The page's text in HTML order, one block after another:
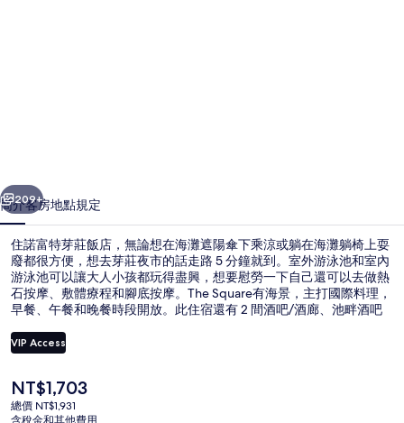
的
相
片
集
個 下一個
209+
簡介客房地點規定
住諾富特芽莊飯店，無論想在海灘遮陽傘下乘涼或躺在海灘躺椅上耍
廢都很方便，想去芽莊夜市的話走路 5 分鐘就到。室外游泳池和室內
游泳池可以讓大人小孩都玩得盡興，想要慰勞一下自己還可以去做熱
石按摩、敷體療程和腳底按摩。The Square有海景，主打國際料理，
早餐、午餐和晚餐時段開放。此住宿還有 2 間酒吧/酒廊、池畔酒吧
VIP Access
目
前
的
NT$1,703
總價 NT$1,931